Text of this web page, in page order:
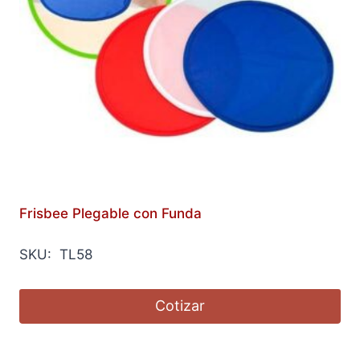
Frisbee Plegable con Funda
SKU: TL58
Cotizar